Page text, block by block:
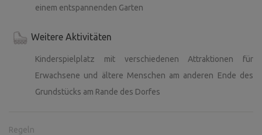
einem entspannenden Garten
Weitere Aktivitäten
Kinderspielplatz mit verschiedenen Attraktionen für
Erwachsene und ältere Menschen am anderen Ende des
Grundstücks am Rande des Dorfes
Regeln